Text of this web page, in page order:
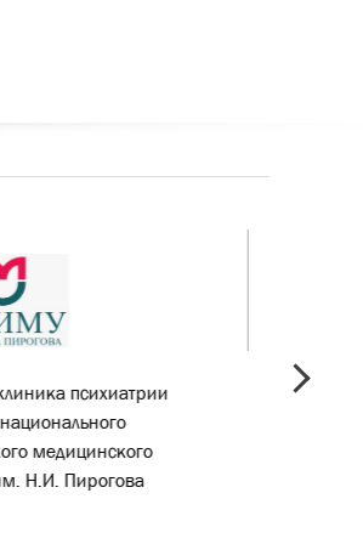
и пароксизмальных
ФГБУ «ФЦМН» ФМБА России
next